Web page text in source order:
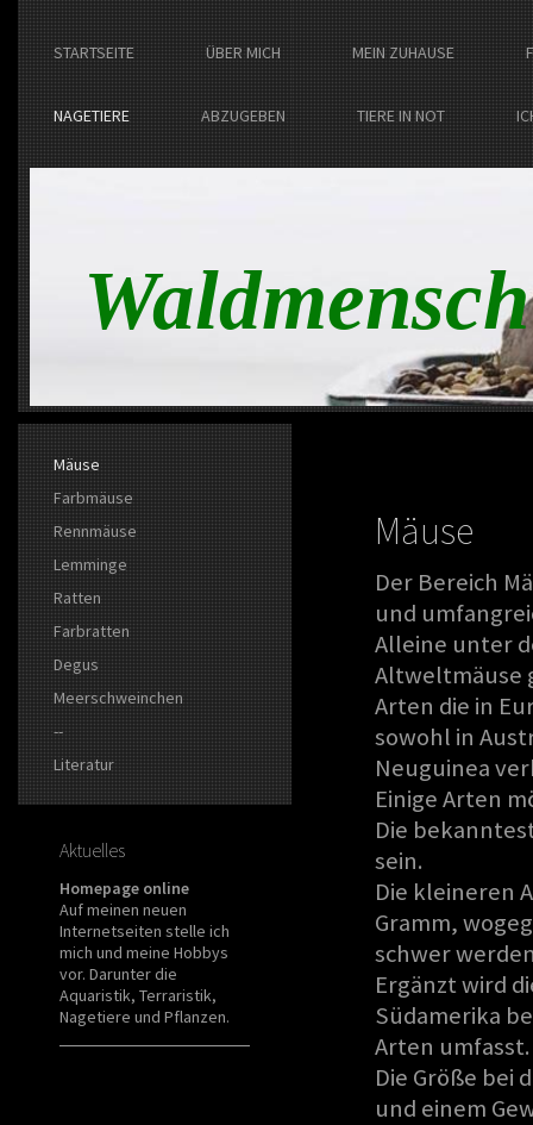
STARTSEITE ÜBER MICH MEIN ZUHAUSE
NAGETIERE ABZUGEBEN TIERE IN NOT
Waldmensch
Mäuse
Farbmäuse
Rennmäuse
Lemminge
Ratten
Farbratten
Degus
Meerschweinchen
--
Literatur
Aktuelles
Homepage online
Auf meinen neuen
Internetseiten stelle ich
mich und meine Hobbys
vor. Darunter die
Aquaristik, Terraristik,
Nagetiere und Pflanzen.
Mäuse
Der Bereich
und
Alleine unter
Altweltmäuse
Arten die in
sowohl in
Neuguinea
Einige Arten
Die
sein.
Die kleineren
Gramm,
schwer
Ergänzt wird
Südamerika
Arten umfasst.
Die Größe bei
und einem